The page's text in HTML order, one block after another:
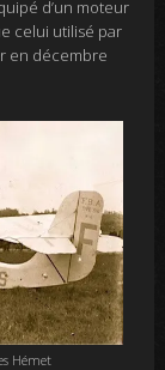
d’un moteur
celui utilisé par
en décembre
Hémet